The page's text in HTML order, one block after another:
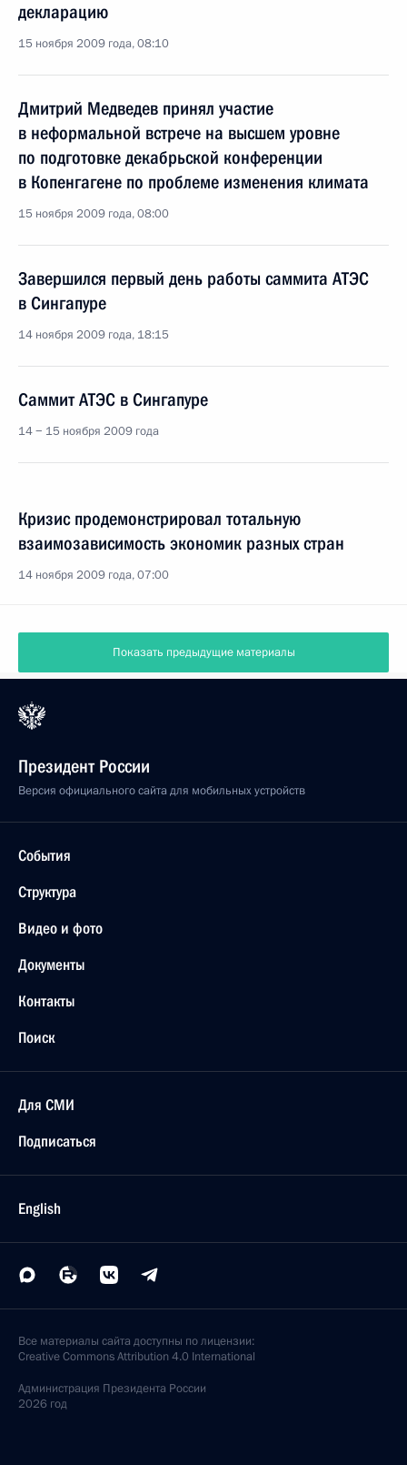
декларацию
15 ноября 2009 года, 08:10
Дмитрий Медведев принял участие
в неформальной встрече на высшем уровне
по подготовке декабрьской конференции
в Копенгагене по проблеме изменения климата
15 ноября 2009 года, 08:00
Завершился первый день работы саммита АТЭС
в Сингапуре
14 ноября 2009 года, 18:15
Саммит АТЭС в Сингапуре
14 − 15 ноября 2009 года
Кризис продемонстрировал тотальную
взаимозависимость экономик разных стран
14 ноября 2009 года, 07:00
Показать предыдущие материалы
Президент России
Версия официального сайта для мобильных устройств
События
Структура
Видео и фото
Документы
Контакты
Поиск
Для СМИ
Подписаться
English
Все материалы сайта доступны по лицензии:
Creative Commons Attribution 4.0 International
Администрация Президента России
2026 год